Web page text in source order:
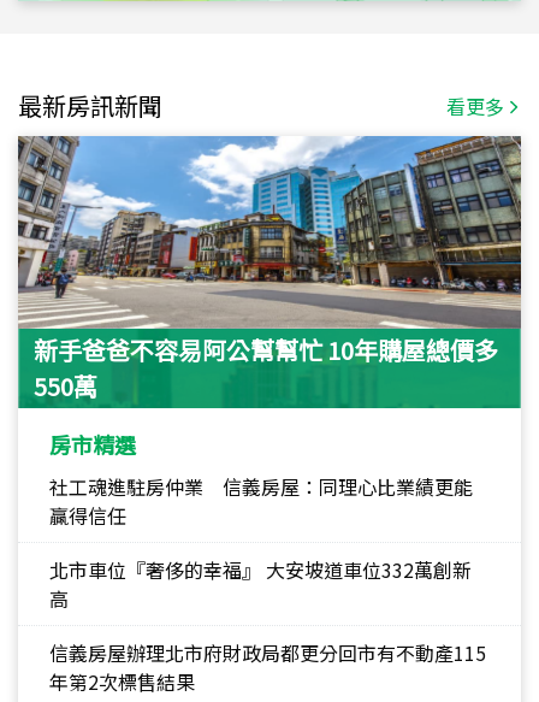
最新房訊新聞 看更多
新手爸爸不容易阿公幫幫忙 10年購屋總價多
550萬
房市精選
社工魂進駐房仲業 信義房屋：同理心比業績更能
贏得信任
北市車位『奢侈的幸福』 大安坡道車位332萬創新
高
信義房屋辦理北市府財政局都更分回市有不動產115
年第2次標售結果